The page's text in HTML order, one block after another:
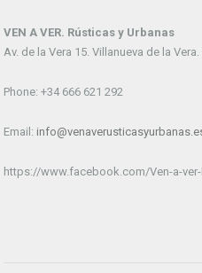
VEN A VER. Rústicas y Urbanas
Av. de la Vera 15. Villanueva de la
Phone: +34 666 621 292
Email:
https://www.facebook.com/Ven-a-